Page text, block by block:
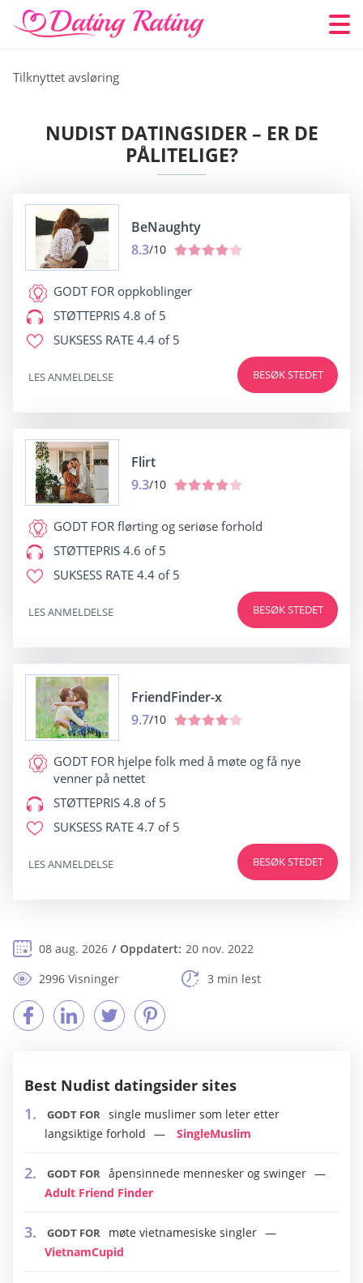
Tilknyttet avsløring
NUDIST DATINGSIDER – ER DE
PÅLITELIGE?
BeNaughty
8.3/10
GODT FOR oppkoblinger
STØTTEPRIS 4.8 of 5
SUKSESS RATE 4.4 of 5
BESØK STEDET
LES ANMELDELSE
Flirt
9.3/10
GODT FOR flørting og seriøse forhold
STØTTEPRIS 4.6 of 5
SUKSESS RATE 4.4 of 5
BESØK STEDET
LES ANMELDELSE
FriendFinder-x
9.7/10
GODT FOR hjelpe folk med å møte og få nye
venner på nettet
STØTTEPRIS 4.8 of 5
SUKSESS RATE 4.7 of 5
BESØK STEDET
LES ANMELDELSE
08 aug. 2026 Oppdatert: 20 nov. 2022
2996 Visninger
3 min lest
Best Nudist datingsider sites
GODT FOR single muslimer som leter etter
langsiktige forhold
SingleMuslim
GODT FOR åpensinnede mennesker og swinger
Adult Friend Finder
GODT FOR
møte vietnamesiske singler
VietnamCupid